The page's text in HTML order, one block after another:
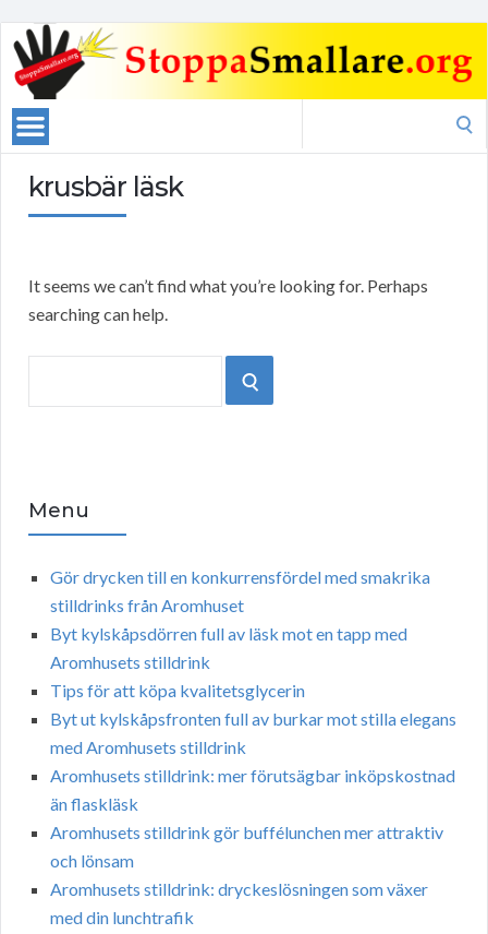
krusbär läsk
It seems we can’t find what you’re looking for. Perhaps
searching can help.
SEARCH
Menu
Gör drycken till en konkurrensfördel med smakrika
stilldrinks från Aromhuset
Byt kylskåpsdörren full av läsk mot en tapp med
Aromhusets stilldrink
Tips för att köpa kvalitetsglycerin
Byt ut kylskåpsfronten full av burkar mot stilla elegans
med Aromhusets stilldrink
Aromhusets stilldrink: mer förutsägbar inköpskostnad
än flaskläsk
Aromhusets stilldrink gör buffélunchen mer attraktiv
och lönsam
Aromhusets stilldrink: dryckeslösningen som växer
med din lunchtrafik